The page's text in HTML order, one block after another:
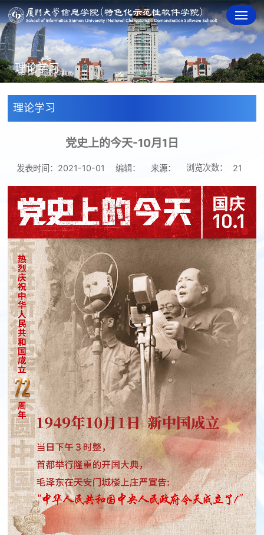
理论学习
理论学习
党史上的今天-10月1日
发表时间：2021-10-01 编辑： 来源： 浏览次数： 21